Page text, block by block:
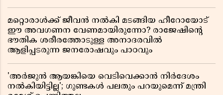
മറ്റൊരാൾക്ക് ജീവൻ നൽകി മടങ്ങിയ ഹീറോയോട്
ഈ അവഗണന വേണമായിരുന്നോ? രാജേഷിൻ്റെ
ഭൗതിക ശരീരത്തോടുള്ള അനാദരവിൽ
ആളിപ്പടരുന്ന ജനരോഷവും പാഠവും
'അർജുൻ ആയങ്കിയെ വെടിവെക്കാൻ നിർദേശം
നൽകിയിട്ടില്ല'; ഗുണ്ടകൾ പലതും പറയുമെന്ന് മന്ത്രി